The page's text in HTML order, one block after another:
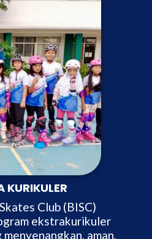
KURIKULER
Club (BISC)
ekstrakurikuler
aman,